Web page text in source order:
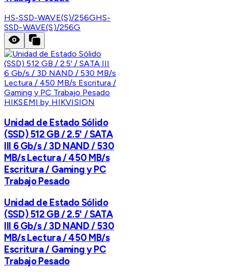
HS-SSD-WAVE(S)/256GHS-
SSD-WAVE(S)/256G
HIKSEMI by HIKVISION
Unidad de Estado Sólido
(SSD) 512 GB / 2.5' / SATA
III 6 Gb/s / 3D NAND / 530
MB/s Lectura / 450 MB/s
Escritura / Gaming y PC
Trabajo Pesado
Unidad de Estado Sólido
(SSD) 512 GB / 2.5' / SATA
III 6 Gb/s / 3D NAND / 530
MB/s Lectura / 450 MB/s
Escritura / Gaming y PC
Trabajo Pesado